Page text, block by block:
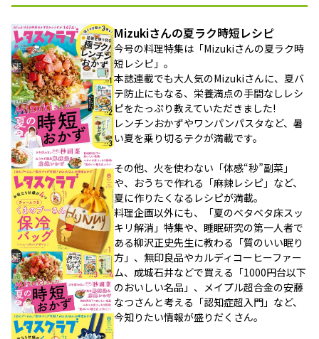
Mizukiさんの夏ラク時短レシピ
今号の料理特集は「Mizukiさんの夏ラク時
短レシピ」。
本誌連載でも大人気のMizukiさんに、夏バ
テ防止にもなる、栄養満点の手間なしレシ
ピをたっぷり教えていただきました!
レンチンおかずやワンパンパスタなど、暑
い夏を乗り切るテクが満載です。
その他、火を使わない「体感“秒”副菜」
や、おうちで作れる「麻辣レシピ」など、
夏に作りたくなるレシピが満載。
料理企画以外にも、「夏のベタベタ床スッ
キリ解消」特集や、睡眠研究の第一人者で
ある柳沢正史先生に教わる「質のいい眠り
方」、無印良品やカルディコーヒーファー
ム、成城石井などで買える「1000円台以下
のおいしい名品」、メイプル超合金の安藤
なつさんと考える「認知症超入門」など、
今知りたい情報が盛りだくさん。